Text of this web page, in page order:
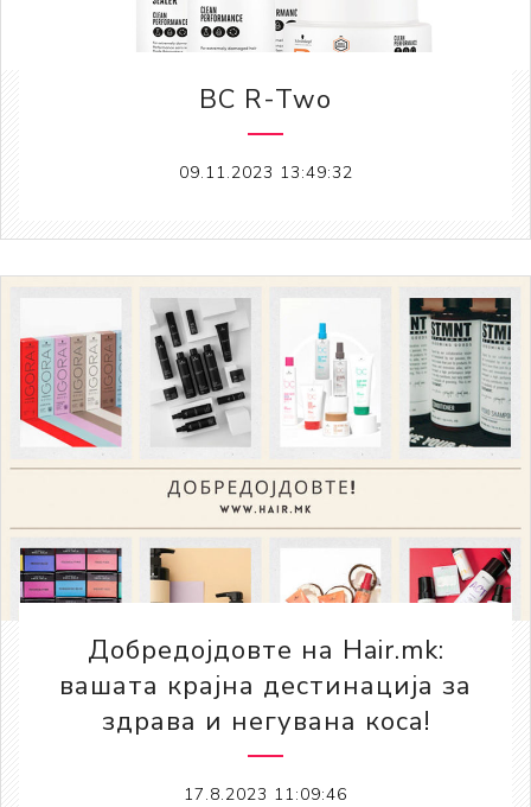
BC R-Two
09.11.2023 13:49:32
Добредојдовте на Hair.mk:
вашата крајна дестинација за
здрава и негувана коса!
17.8.2023 11:09:46